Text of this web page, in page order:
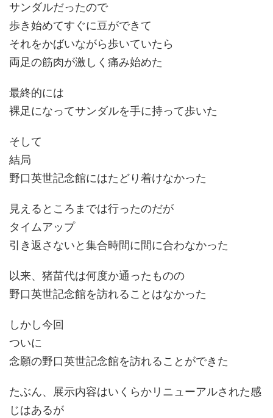
サンダルだったので
歩き始めてすぐに豆ができて
それをかばいながら歩いていたら
両足の筋肉が激しく痛み始めた
最終的には
裸足になってサンダルを手に持って歩いた
そして
結局
野口英世記念館にはたどり着けなかった
見えるところまでは行ったのだが
タイムアップ
引き返さないと集合時間に間に合わなかった
以来、猪苗代は何度か通ったものの
野口英世記念館を訪れることはなかった
しかし今回
ついに
念願の野口英世記念館を訪れることができた
たぶん、展示内容はいくらかリニューアルされた感
じはあるが